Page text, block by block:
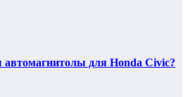
автомагнитолы для Honda Civic?